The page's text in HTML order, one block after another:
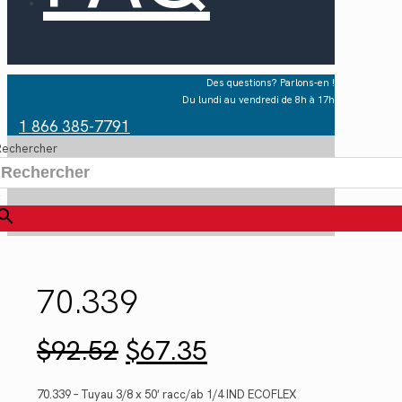
Des questions? Parlons-en !
Du lundi au vendredi de 8h à 17h
1 866 385-7791
70.339
$92.52 Le
prix
initial
$67.35prix
actuel
70.339 – Tuyau 3/8 x 50′ racc/ab 1/4 IND ECOFLEX